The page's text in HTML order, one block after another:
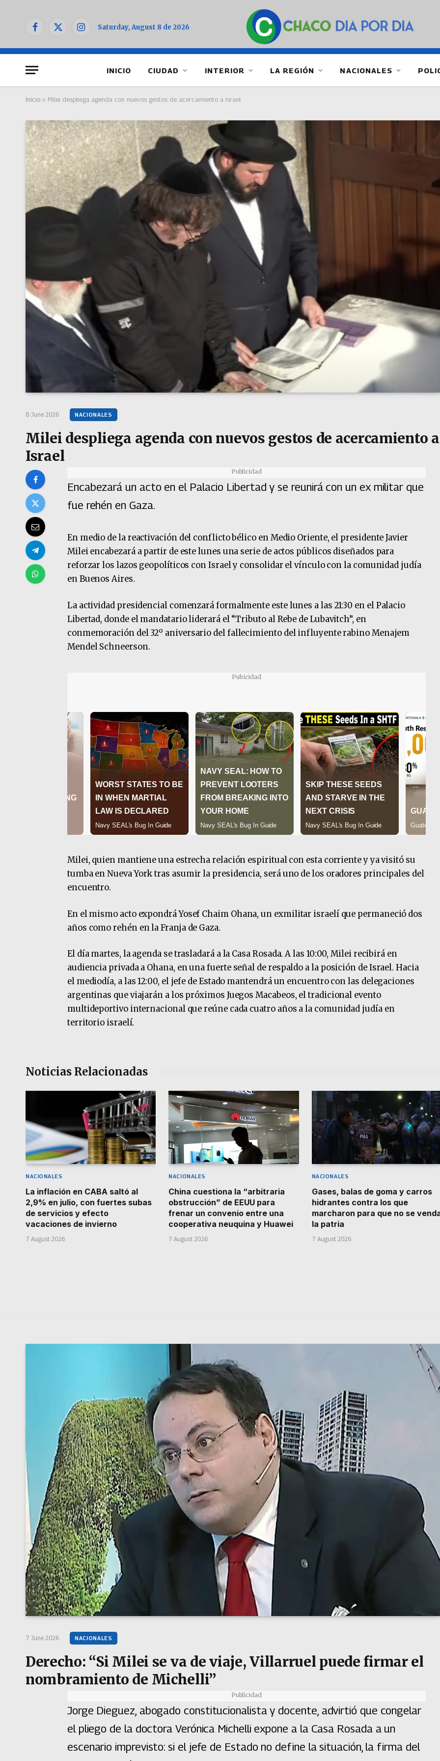
Facebook
X
InstagramSaturday, August 8 de 2026
INICIO CIUDAD INTERIOR LA REGIÓN NACIONALES
Inicio » Milei despliega agenda con nuevos gestos de acercamiento a Israel
8 June 2026 NACIONALES
Milei despliega agenda con nuevos gestos de acercamiento a
Israel
Publicidad
Encabezará un acto en el Palacio Libertad y se reunirá con un ex militar que
fue rehén en Gaza.
En medio de la reactivación del conflicto bélico en Medio Oriente, el presidente Javier
Milei encabezará a partir de este lunes una serie de actos públicos diseñados para
reforzar los lazos geopolíticos con Israel y consolidar el vínculo con la comunidad judía
en Buenos Aires.
La actividad presidencial comenzará formalmente este lunes a las 21:30 en el Palacio
Libertad, donde el mandatario liderará el “Tributo al Rebe de Lubavitch”, en
conmemoración del 32º aniversario del fallecimiento del influyente rabino Menajem
Mendel Schneerson.
Pubicidad
Milei, quien mantiene una estrecha relación espiritual con esta corriente y ya visitó su
tumba en Nueva York tras asumir la presidencia, será uno de los oradores principales del
encuentro.
En el mismo acto expondrá Yosef Chaim Ohana, un exmilitar israelí que permaneció dos
años como rehén en la Franja de Gaza.
El día martes, la agenda se trasladará a la Casa Rosada. A las 10:00, Milei recibirá en
audiencia privada a Ohana, en una fuerte señal de respaldo a la posición de Israel. Hacia
el mediodía, a las 12:00, el jefe de Estado mantendrá un encuentro con las delegaciones
argentinas que viajarán a los próximos Juegos Macabeos, el tradicional evento
multideportivo internacional que reúne cada cuatro años a la comunidad judía en
territorio israelí.
Noticias Relacionadas
NACIONALES
La inflación en CABA saltó al
2,9% en julio, con fuertes subas
de servicios y efecto
vacaciones de invierno
7 August 2026
NACIONALES
China cuestiona la “arbitraria
obstrucción” de EEUU para
frenar un convenio entre una
cooperativa neuquina y Huawei
7 August 2026
NACIONALES
Gases, balas de goma y carros
hidrantes contra los que
marcharon para que no se
la patria
7 August 2026
7 June 2026 NACIONALES
Derecho: “Si Milei se va de viaje, Villarruel puede firmar el
nombramiento de Michelli”
Publicidad
Jorge Dieguez, abogado constitucionalista y docente, advirtió que congelar
el pliego de la doctora Verónica Michelli expone a la Casa Rosada a un
escenario imprevisto: si el jefe de Estado no define la situación, la firma del